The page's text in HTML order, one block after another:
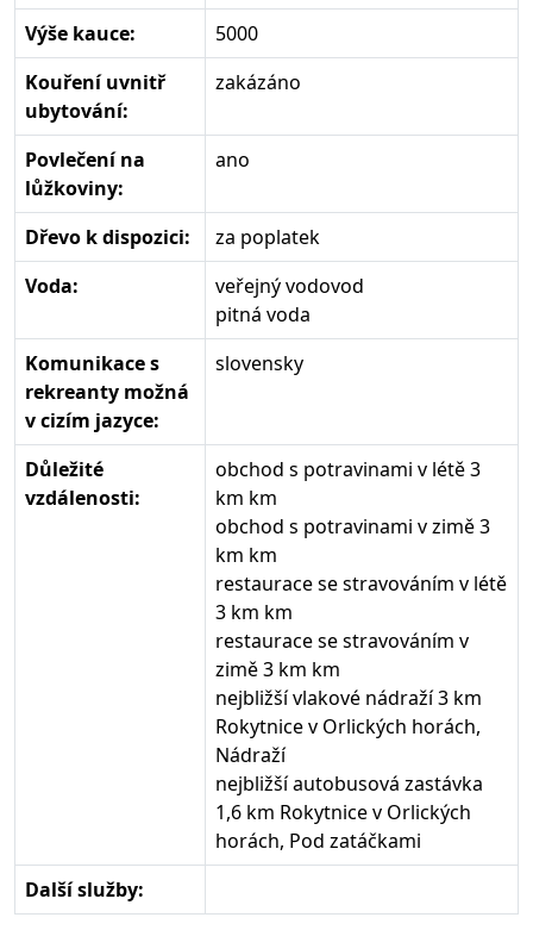
Výše kauce:
5000
Kouření uvnitř
ubytování:
zakázáno
Povlečení na
lůžkoviny:
ano
Dřevo k dispozici:
za poplatek
Voda:
veřejný vodovod
pitná voda
Komunikace s
rekreanty možná
v cizím jazyce:
slovensky
Důležité
vzdálenosti:
obchod s potravinami v létě 3
km km
obchod s potravinami v zimě 3
km km
restaurace se stravováním v létě
3 km km
restaurace se stravováním v
zimě 3 km km
nejbližší vlakové nádraží 3 km
Rokytnice v Orlických horách,
Nádraží
nejbližší autobusová zastávka
1,6 km Rokytnice v Orlických
horách, Pod zatáčkami
Další služby: